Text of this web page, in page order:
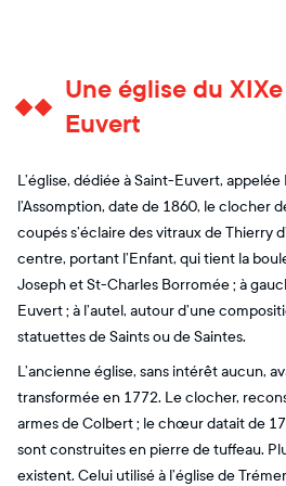
Une église du
Euvert
L’église, dédiée à Saint-Euvert,
l’Assomption, date de 1860, le clocher
coupés s’éclaire des vitraux de Thierry
centre, portant l’Enfant, qui tient la
Joseph et St-Charles Borromée ; à
Euvert ; à l’autel, autour d’une
statuettes de Saints ou de Saintes.
L’ancienne église, sans intérêt aucun,
transformée en 1772. Le clocher,
armes de Colbert ; le chœur datait de
sont construites en pierre de tuffeau.
existent. Celui utilisé à l’église de